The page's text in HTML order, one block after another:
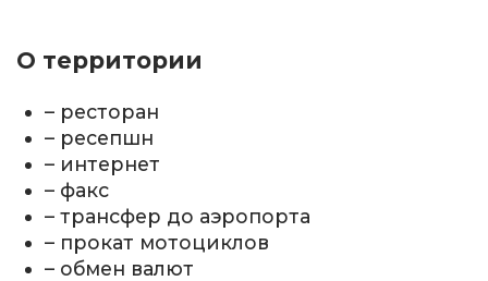
О территории
– ресторан
– ресепшн
– интернет
– факс
– трансфер до аэропорта
– прокат мотоциклов
– обмен валют